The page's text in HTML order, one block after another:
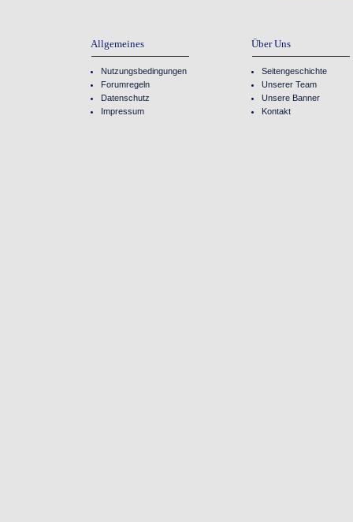
Allgemeines
Nutzungsbedingungen
Forumregeln
Datenschutz
Impressum
Über Uns
Seitengeschichte
Unserer Team
Unsere Banner
Kontakt